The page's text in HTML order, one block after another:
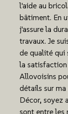
l'aide au
bâtiment. En
j'assure la
travaux. Je
de qualité qui
la
Allovoisins
détails sur
Décor, soyez
sont entre les